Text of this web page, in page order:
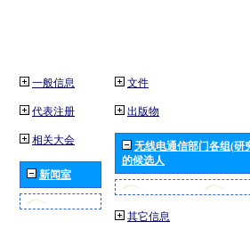
一般信息
代表注册
相关大会
新闻室
文件
出版物
无线电通信部门各组(研
的候选人
其它信息